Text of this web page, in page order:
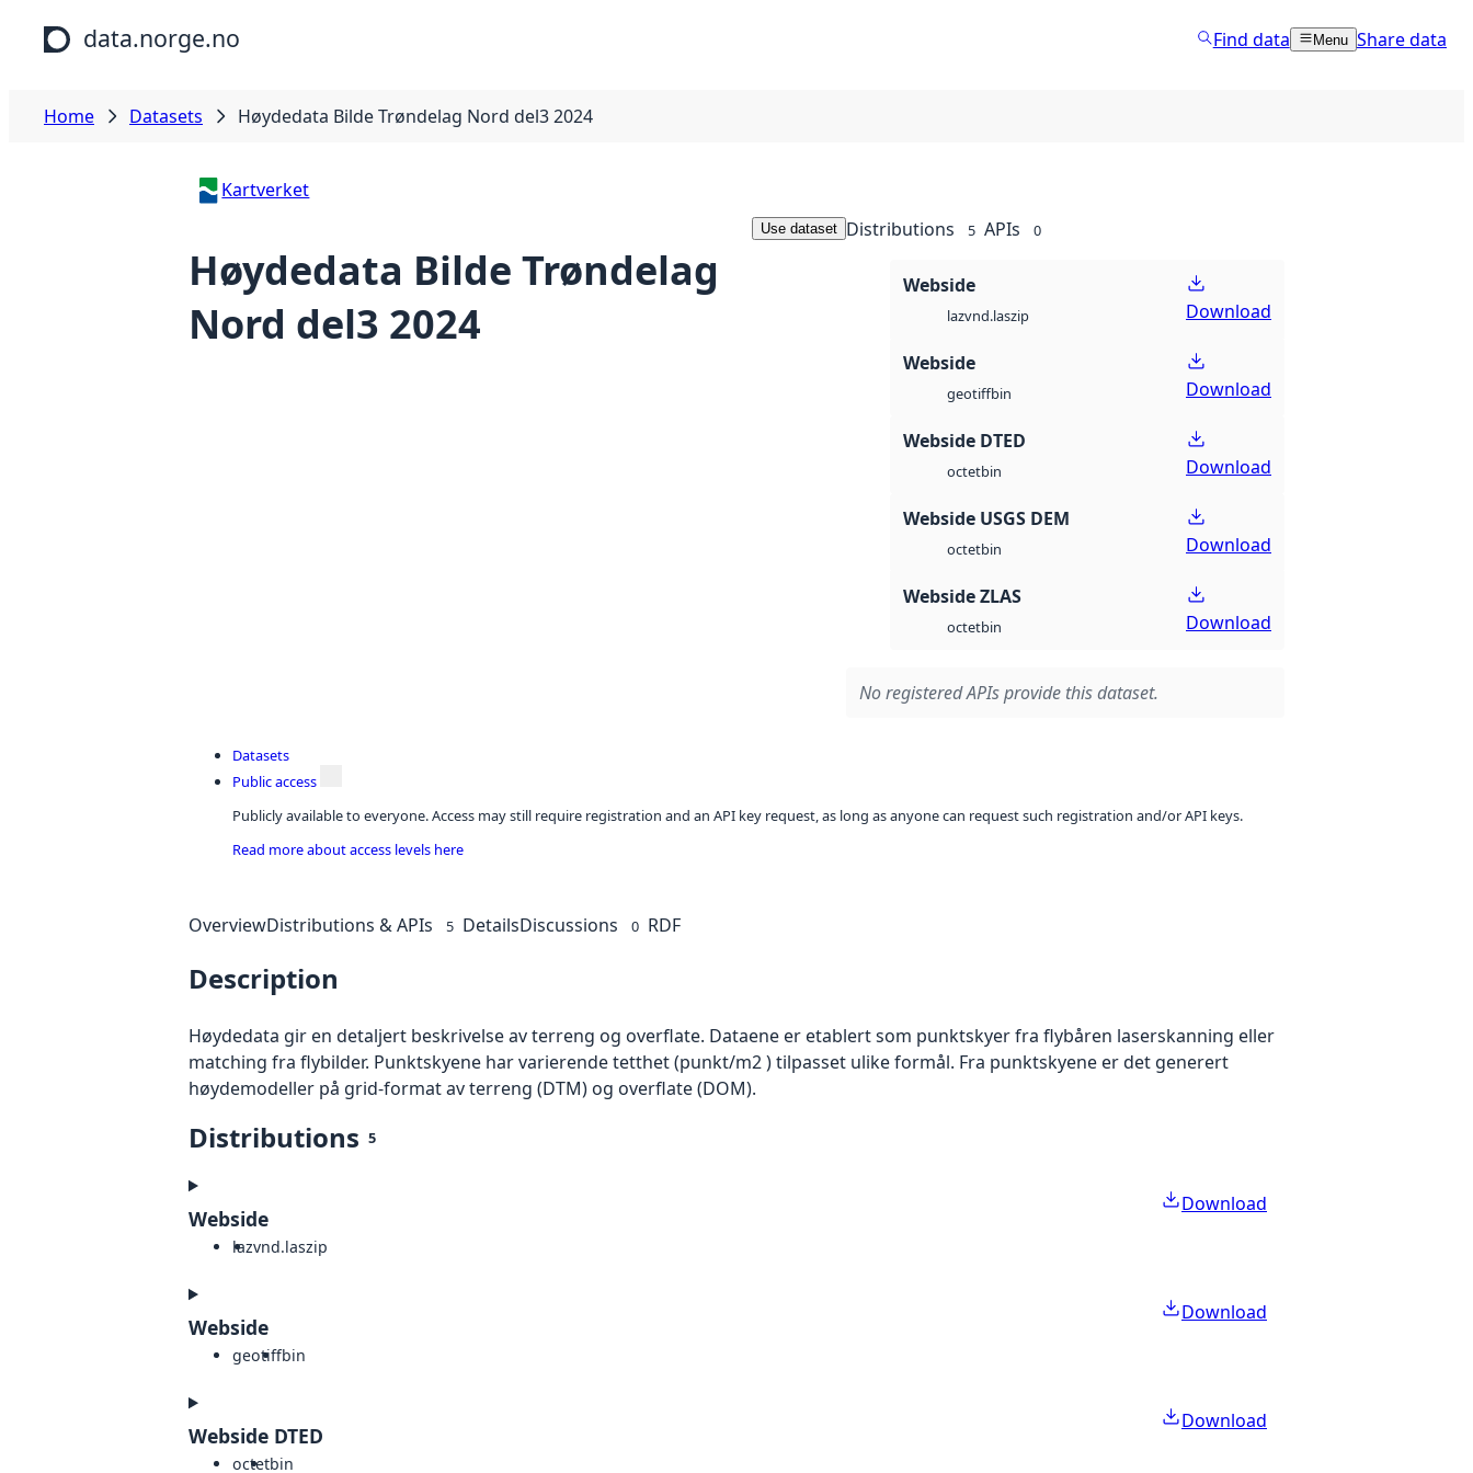
Skip to main content
data.norge.no Find data Menu Share data
Home Datasets Høydedata Bilde Trøndelag Nord del3 2024
Kartverket
Høydedata Bilde Trøndelag
Nord del3 2024
Use dataset Distributions 5 APIs 0
Webside
lazvnd.laszip Download
Webside
geotiffbin Download
Webside DTED
octetbin Download
Webside USGS DEM
octetbin Download
Webside ZLAS
octetbin Download
No registered APIs provide this dataset.
Datasets
Public access
Publicly available to everyone. Access may still require registration and an API key request, as long as anyone can request such registration and/or API keys.
Read more about access levels here
OverviewDistributions & APIs 5 DetailsDiscussions 0 RDF
Description
Høydedata gir en detaljert beskrivelse av terreng og overflate. Dataene er etablert som punktskyer fra flybåren laserskanning eller
matching fra flybilder. Punktskyene har varierende tetthet (punkt/m2 ) tilpasset ulike formål. Fra punktskyene er det generert
høydemodeller på grid-format av terreng (DTM) og overflate (DOM).
Distributions 5
Webside
lazvnd.laszip
Download
Webside
geotiffbin
Download
Webside DTED
octetbin
Download